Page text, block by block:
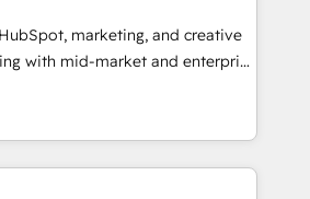
fully using HubSpot • Track
across the entire buyer journey
and videos that attract
Our coaching-led
marketing, and creative
with mid-market and enterprise
and teams that turn
growth engine. Named
of the Year in 2024,